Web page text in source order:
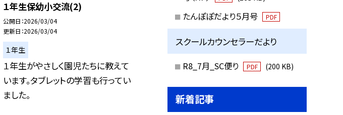
１年生保幼小交流(2)
公開日 2026/03/04
更新日 2026/03/04
１年生
１年生がやさしく園児たちに教えて
います。タブレットの学習も行ってい
ました。
たんぽぽだより５月号 PDF
スクールカウンセラーだより
R8_7月_SC便り PDF (200 KB)
新着記事